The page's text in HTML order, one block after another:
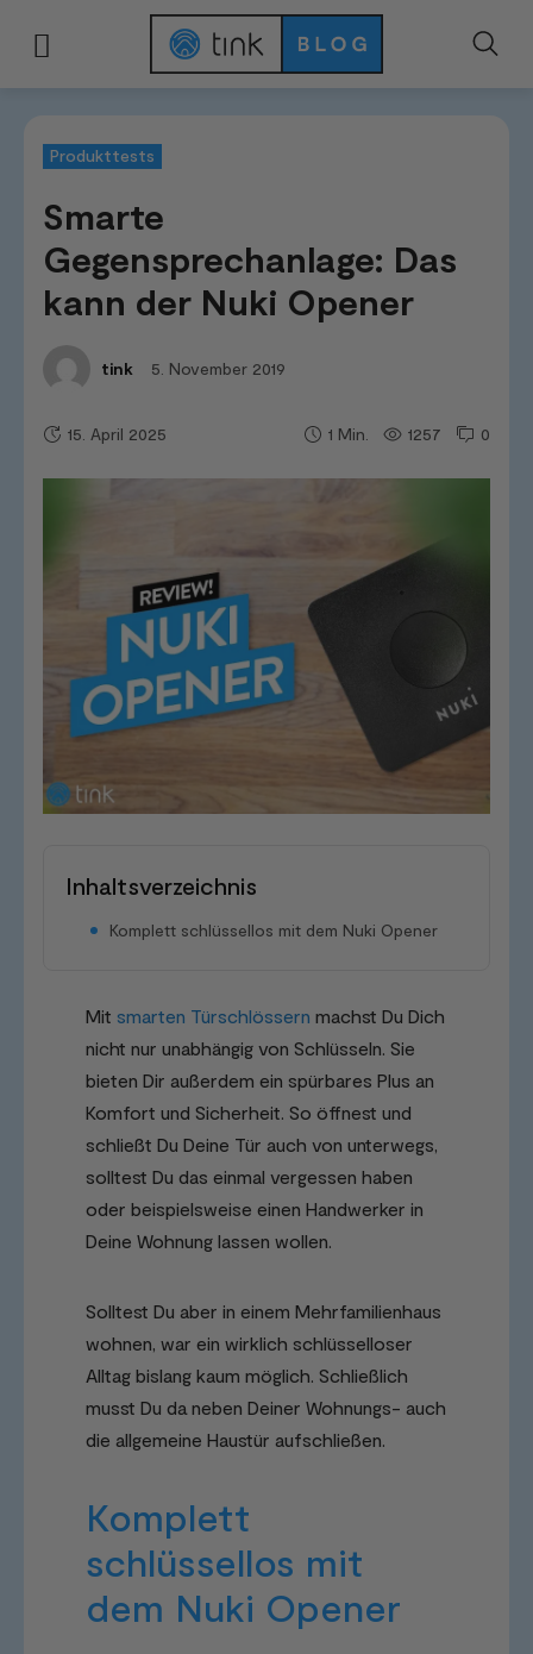
Produkttests
Smarte
Gegensprechanlage: Das
kann der Nuki Opener
tink 5. November 2019
0
1257
1 Min.
15. April 2025
Inhaltsverzeichnis
Komplett schlüssellos mit dem Nuki Opener
Mit smarten Türschlössern machst Du Dich
nicht nur unabhängig von Schlüsseln. Sie
bieten Dir außerdem ein spürbares Plus an
Komfort und Sicherheit. So öffnest und
schließt Du Deine Tür auch von unterwegs,
solltest Du das einmal vergessen haben
oder beispielsweise einen Handwerker in
Deine Wohnung lassen wollen.
Solltest Du aber in einem Mehrfamilienhaus
wohnen, war ein wirklich schlüsselloser
Alltag bislang kaum möglich. Schließlich
musst Du da neben Deiner Wohnungs- auch
die allgemeine Haustür aufschließen.
Komplett
schlüssellos mit
dem Nuki Opener